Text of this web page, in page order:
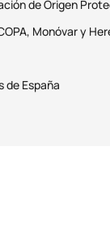
de Origen
Monóvar y
de España